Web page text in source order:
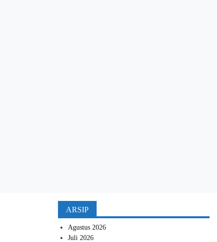
ARSIP
Agustus 2026
Juli 2026